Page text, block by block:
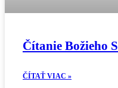
Čítanie Božieho
ČÍTAŤ VIAC »